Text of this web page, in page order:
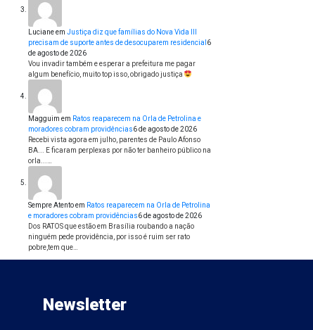
Lucianeem Justiça diz que famílias do Nova Vida III
precisam de suporte antes de desocuparem residencial 6
de agosto de 2026
Vou invadir também e esperar a prefeitura me pagar
algum benefício, muito top isso, obrigado justiça
Magguim em Ratos reaparecem na Orla de Petrolina e
moradores cobram providências6 de agosto de 2026
Recebi vista agora em julho, parentes de Paulo Afonso
BA... E ficaram perplexas por não ter banheiro público na
orla...…
Sempre Atentoem Ratos reaparecem na Orla de Petrolina
e moradores cobram providências6 de agosto de 2026
Dos RATOS que estão em Brasília roubando a nação
ninguém pede providência, por isso é ruim ser rato
pobre,tem que…
Newsletter